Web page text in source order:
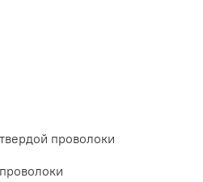
проволоки